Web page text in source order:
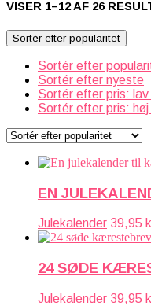
VISER 1–12 AF 26
Sortér efter popularitet
Sortér efter
Sortér efter nyeste
Sortér efter pris: lav
Sortér efter pris: høj
EN
Julekalender 39,95
24 SØDE
Julekalender 39,95